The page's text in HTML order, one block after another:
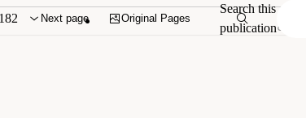
Next page Original Pages
Search this
publication